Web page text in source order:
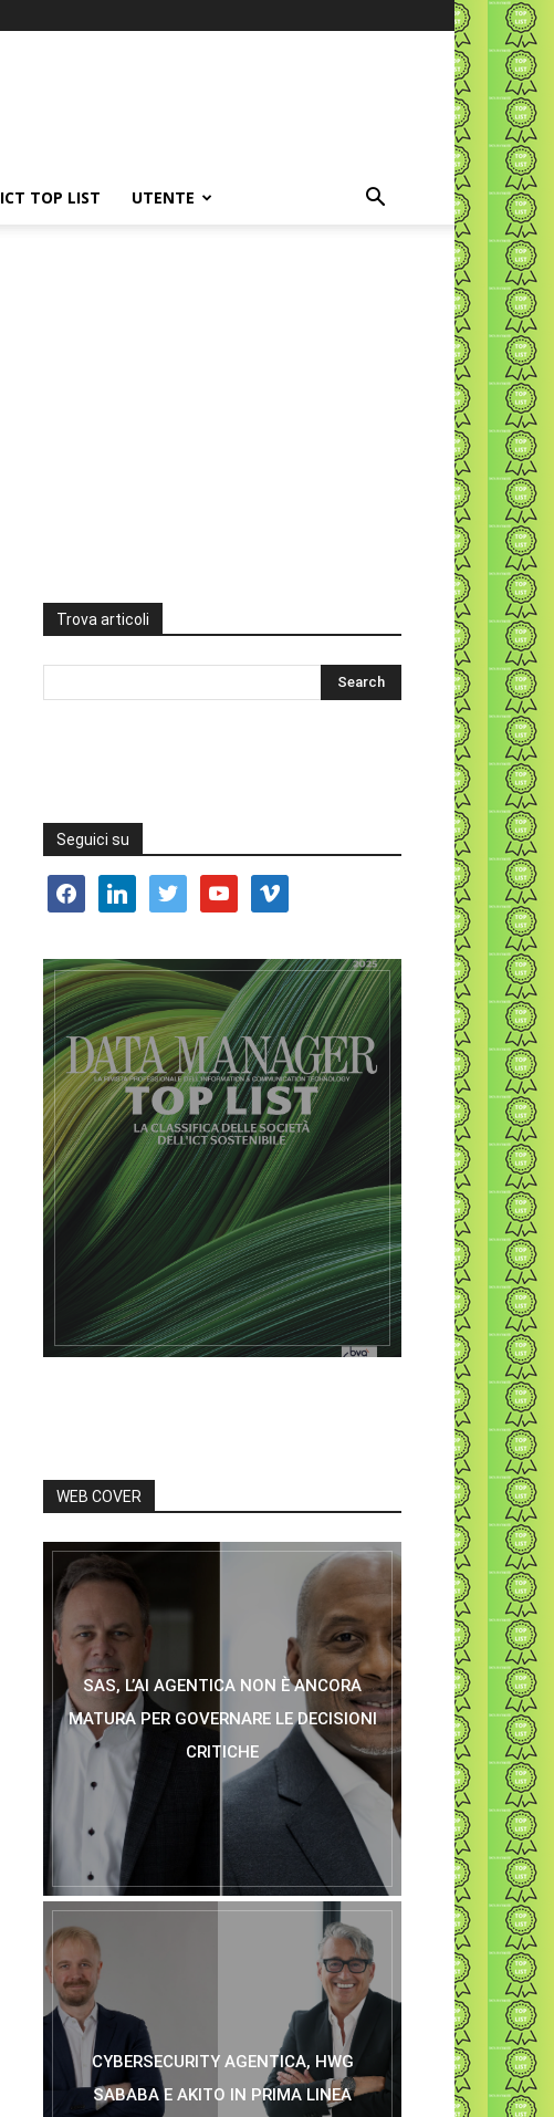
ICT TOP LIST UTENTE
Trova articoli
Seguici su
facebooklinkedin twitter youtube vimeo
WEB COVER
SAS, L’AI AGENTICA NON È ANCORA
MATURA PER GOVERNARE LE DECISIONI
CRITICHE
CYBERSECURITY AGENTICA, HWG
SABABA E AKITO IN PRIMA LINEA